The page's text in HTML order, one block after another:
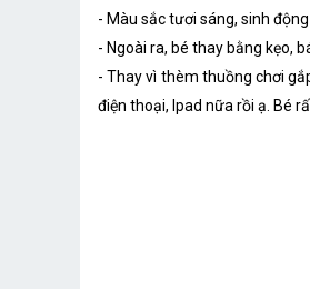
- Màu sắc tươi sáng, sinh
- Ngoài ra, bé thay bằng kẹo,
- Thay vì thèm thuồng chơi
điện thoại, Ipad nữa rồi ạ. Bé